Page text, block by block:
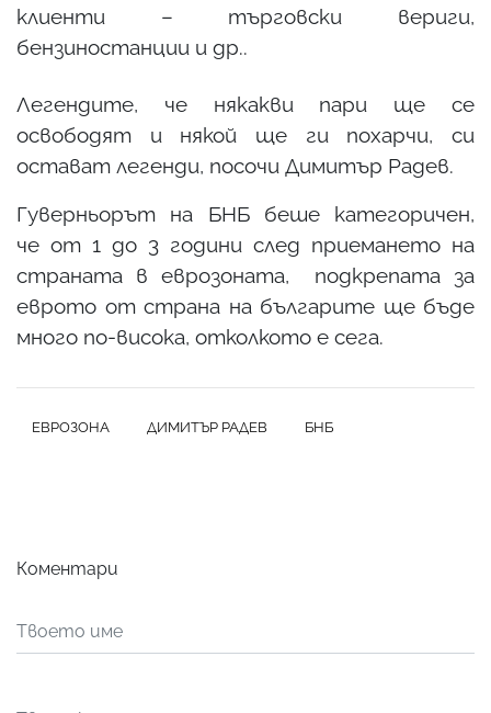
клиенти – търговски вериги,
бензиностанции и др..
Легендите, че някакви пари ще се
освободят и някой ще ги похарчи, си
остават легенди, посочи Димитър Радев.
Гуверньорът на БНБ беше категоричен,
че от 1 до 3 години след приемането на
страната в еврозоната, подкрепата за
еврото от страна на българите ще бъде
много по-висока, отколкото е сега.
ЕВРОЗОНА ДИМИТЪР РАДЕВ БНБ
Коментари